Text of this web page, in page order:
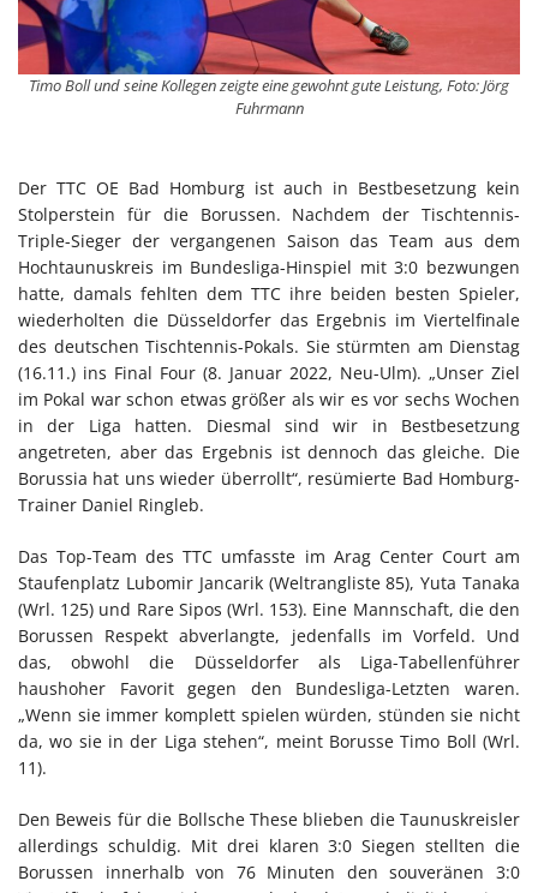
Timo Boll und seine Kollegen zeigte eine gewohnt gute Leistung, Foto: Jörg
Fuhrmann
Der TTC OE Bad Homburg ist auch in Bestbesetzung kein
Stolperstein für die Borussen. Nachdem der Tischtennis-
Triple-Sieger der vergangenen Saison das Team aus dem
Hochtaunuskreis im Bundesliga-Hinspiel mit 3:0 bezwungen
hatte, damals fehlten dem TTC ihre beiden besten Spieler,
wiederholten die Düsseldorfer das Ergebnis im Viertelfinale
des deutschen Tischtennis-Pokals. Sie stürmten am Dienstag
(16.11.) ins Final Four (8. Januar 2022, Neu-Ulm). „Unser Ziel
im Pokal war schon etwas größer als wir es vor sechs Wochen
in der Liga hatten. Diesmal sind wir in Bestbesetzung
angetreten, aber das Ergebnis ist dennoch das gleiche. Die
Borussia hat uns wieder überrollt“, resümierte Bad Homburg-
Trainer Daniel Ringleb.
Das Top-Team des TTC umfasste im Arag Center Court am
Staufenplatz Lubomir Jancarik (Weltrangliste 85), Yuta Tanaka
(Wrl. 125) und Rare Sipos (Wrl. 153). Eine Mannschaft, die den
Borussen Respekt abverlangte, jedenfalls im Vorfeld. Und
das, obwohl die Düsseldorfer als Liga-Tabellenführer
haushoher Favorit gegen den Bundesliga-Letzten waren.
„Wenn sie immer komplett spielen würden, stünden sie nicht
da, wo sie in der Liga stehen“, meint Borusse Timo Boll (Wrl.
11).
Den Beweis für die Bollsche These blieben die Taunuskreisler
allerdings schuldig. Mit drei klaren 3:0 Siegen stellten die
Borussen innerhalb von 76 Minuten den souveränen 3:0